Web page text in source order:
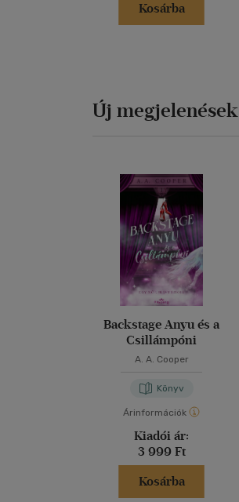
Kosárba
Új megjelenések
Backstage Anyu és a
Csillámpóni
A. A. Cooper
Könyv
Árinformációk
Kiadói ár:
3 999 Ft
Kosárba